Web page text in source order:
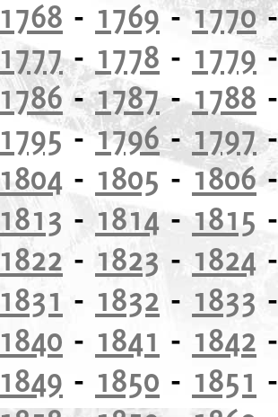
1768 - 1769- 1770
1777- 1778 - 1779
1786-1787-1788
1795-1796-1797
1804 - 1805 -1806
1813 - 1814 - 1815
1822 - 1823 - 1824
1831 - 1832 - 1833
1840 - 1841 - 1842
1849 - 1850 - 1851